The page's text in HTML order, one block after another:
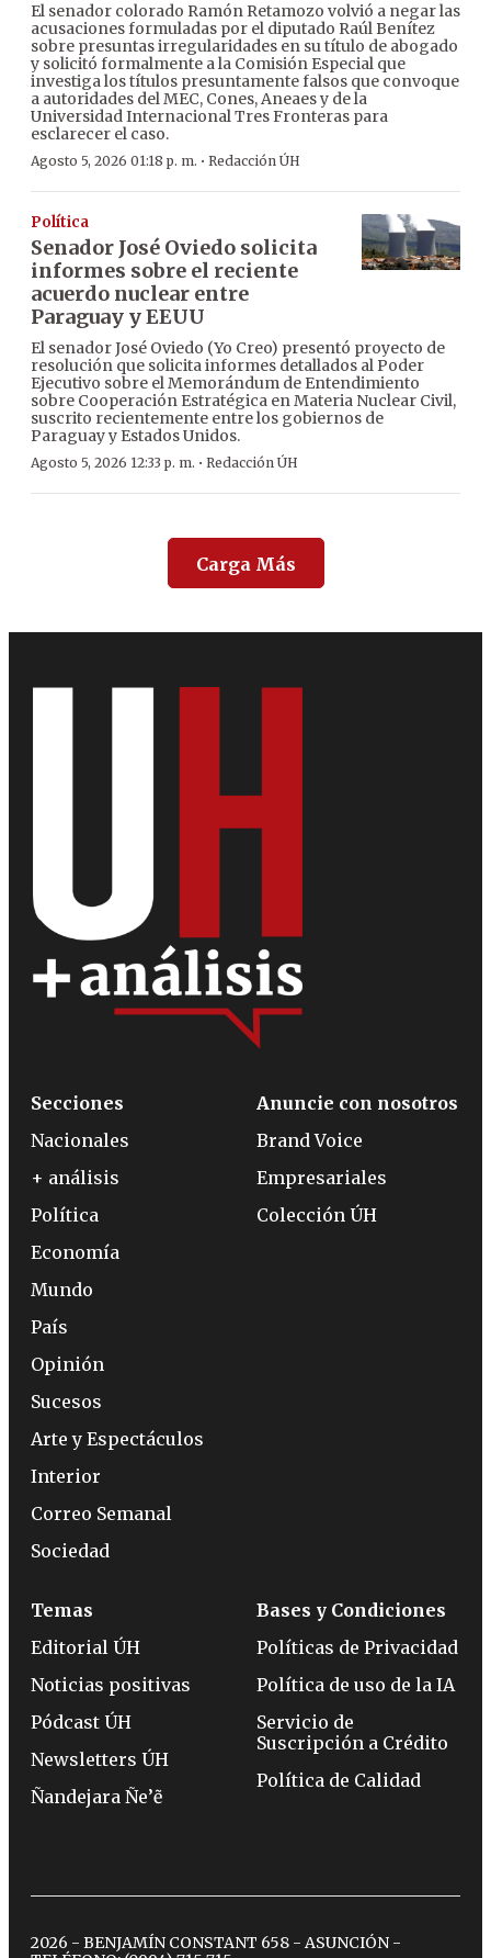
El senador colorado Ramón Retamozo volvió a negar las
acusaciones formuladas por el diputado Raúl Benítez
sobre presuntas irregularidades en su título de abogado
y solicitó formalmente a la Comisión Especial que
investiga los títulos presuntamente falsos que convoque
a autoridades del MEC, Cones, Aneaes y de la
Universidad Internacional Tres Fronteras para
esclarecer el caso.
Agosto 5, 2026 01:18 p. m. · Redacción ÚH
Política
Senador José Oviedo solicita
informes sobre el reciente
acuerdo nuclear entre
Paraguay y EEUU
El senador José Oviedo (Yo Creo) presentó proyecto de
resolución que solicita informes detallados al Poder
Ejecutivo sobre el Memorándum de Entendimiento
sobre Cooperación Estratégica en Materia Nuclear Civil,
suscrito recientemente entre los gobiernos de
Paraguay y Estados Unidos.
Agosto 5, 2026 12:33 p. m. · Redacción ÚH
Carga Más
Secciones
Nacionales
+ análisis
Política
Economía
Mundo
País
Opinión
Sucesos
Arte y Espectáculos
Interior
Correo Semanal
Sociedad
Anuncie con nosotros
Brand Voice
Empresariales
Colección ÚH
Temas
Editorial ÚH
Noticias positivas
Pódcast ÚH
Newsletters ÚH
Ñandejara Ñe’ẽ
Bases y Condiciones
Políticas de Privacidad
Política de uso de la IA
Servicio de
Suscripción a Crédito
Política de Calidad
2026 - BENJAMÍN CONSTANT 658 - ASUNCIÓN -